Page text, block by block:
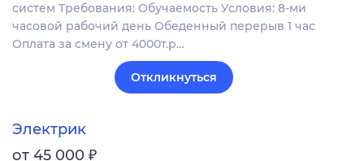
систем Требования: Обучаемость Условия: 8-ми
часовой рабочий день Обеденный перерыв 1 час
Оплата за смену от 4000т.р…
Откликнуться
Электрик
от 45 000 ₽